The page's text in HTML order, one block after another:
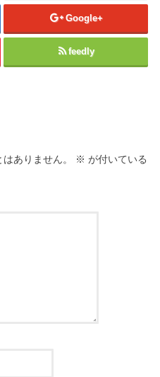
Google+
feedly
ありません。 ※ が付いている